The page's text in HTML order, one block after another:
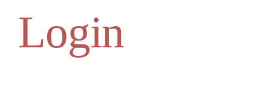
springenLogin